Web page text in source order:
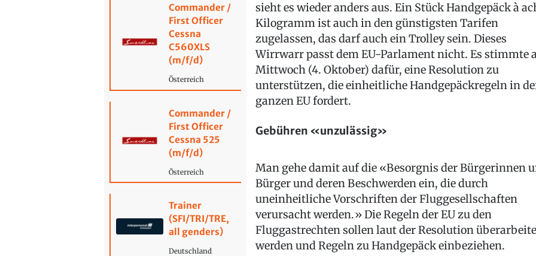
Commander /
First Officer
Cessna
C560XLS
(m/f/d)
Österreich
Commander /
First Officer
Cessna 525
(m/f/d)
Österreich
Trainer
(SFI/TRI/TRE,
all genders)
Deutschland
sieht es wieder anders aus. Ein Stück Handgepäck à
Kilogramm ist auch in den günstigsten Tarifen
zugelassen, das darf auch ein Trolley sein. Dieses
Wirrwarr passt dem EU-Parlament nicht. Es stimmte
Mittwoch (4. Oktober) dafür, eine Resolution zu
unterstützen, die einheitliche Handgepäckregeln in
ganzen EU fordert.
Gebühren «unzulässig»
Man gehe damit auf die «Besorgnis der Bürgerinnen
Bürger und deren Beschwerden ein, die durch
uneinheitliche Vorschriften der Fluggesellschaften
verursacht werden.» Die Regeln der EU zu den
Fluggastrechten sollen laut der Resolution
werden und Regeln zu Handgepäck einbeziehen.